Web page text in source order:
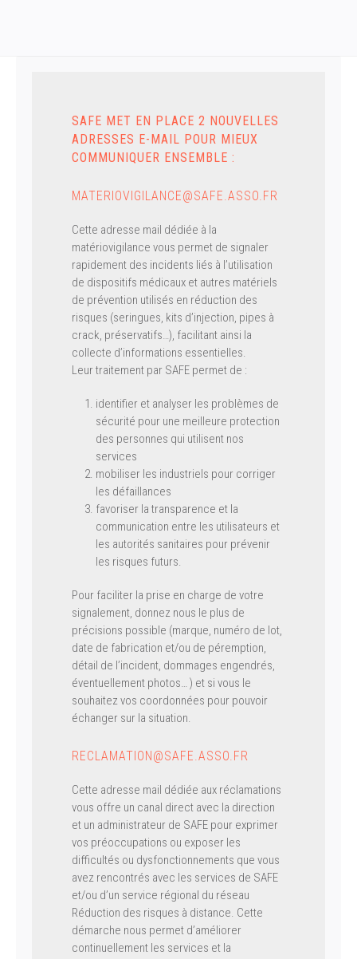
SAFE MET EN PLACE 2 NOUVELLES
ADRESSES E-MAIL POUR MIEUX
COMMUNIQUER ENSEMBLE :
MATERIOVIGILANCE@SAFE.ASSO.FR
Cette adresse mail dédiée à la
matériovigilance vous permet de signaler
rapidement des incidents liés à l’utilisation
de dispositifs médicaux et autres matériels
de prévention utilisés en réduction des
risques (seringues, kits d’injection, pipes à
crack, préservatifs…), facilitant ainsi la
collecte d’informations essentielles.
Leur traitement par SAFE permet de :
identifier et analyser les problèmes de
sécurité pour une meilleure protection
des personnes qui utilisent nos
services
mobiliser les industriels pour corriger
les défaillances
favoriser la transparence et la
communication entre les utilisateurs et
les autorités sanitaires pour prévenir
les risques futurs.
Pour faciliter la prise en charge de votre
signalement, donnez nous le plus de
précisions possible (marque, numéro de lot,
date de fabrication et/ou de péremption,
détail de l’incident, dommages engendrés,
éventuellement photos… ) et si vous le
souhaitez vos coordonnées pour pouvoir
échanger sur la situation.
RECLAMATION@SAFE.ASSO.FR
Cette adresse mail dédiée aux réclamations
vous offre un canal direct avec la direction
et un administrateur de SAFE pour exprimer
vos préoccupations ou exposer les
difficultés ou dysfonctionnements que vous
avez rencontrés avec les services de SAFE
et/ou d’un service régional du réseau
Réduction des risques à distance. Cette
démarche nous permet d’améliorer
continuellement les services et la